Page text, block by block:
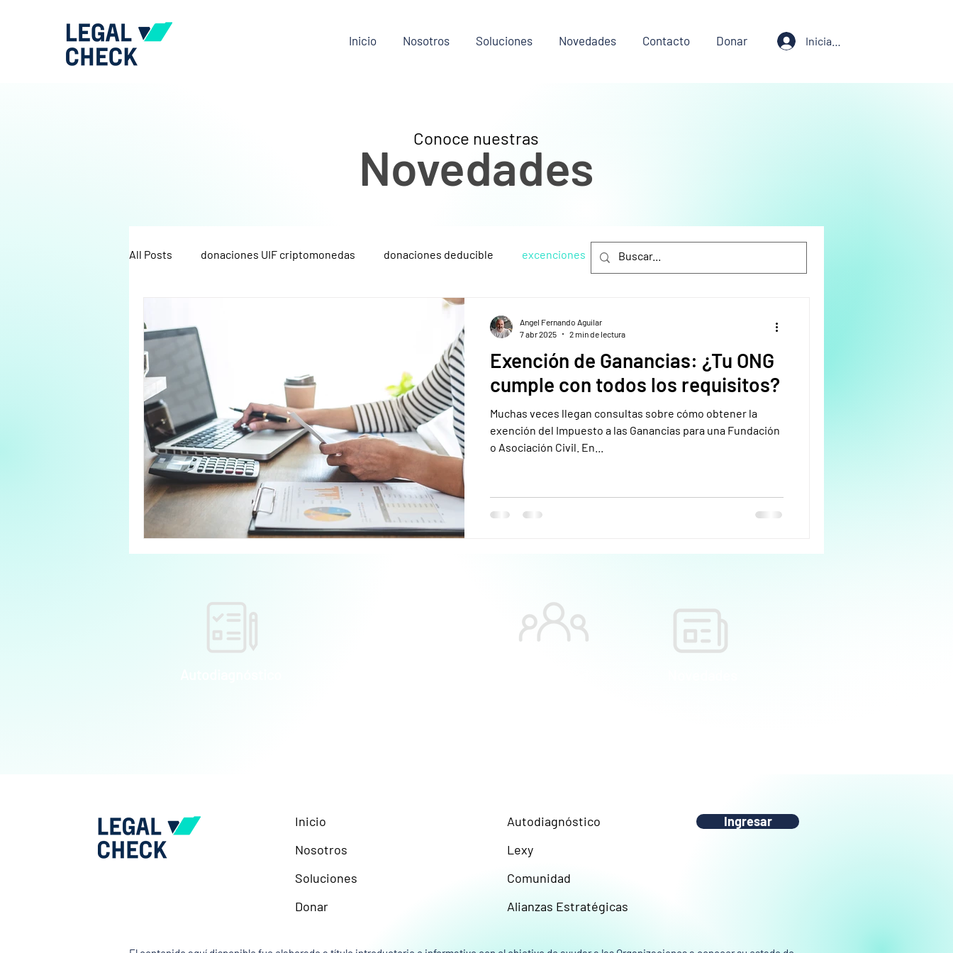
Inicio Nosotros Soluciones Novedades Contacto Donar Iniciar sesión
Conoce nuestras
Novedades
All Posts donaciones UIF criptomonedas donaciones deducible excenciones Ambiente
Exención de Ganancias: ¿Tu ONG
cumple con todos los requisitos?
Muchas veces llegan consultas sobre cómo obtener la
exención del Impuesto a las Ganancias para una Fundación
o Asociación Civil. En...
Angel Fernando Aguilar
7 abr 2025
2 min de lectura
Inicio
Nosotros
Soluciones
Donar
Autodiagnóstico
Lexy
Ingresar
Comunidad
Alianzas Estratégicas